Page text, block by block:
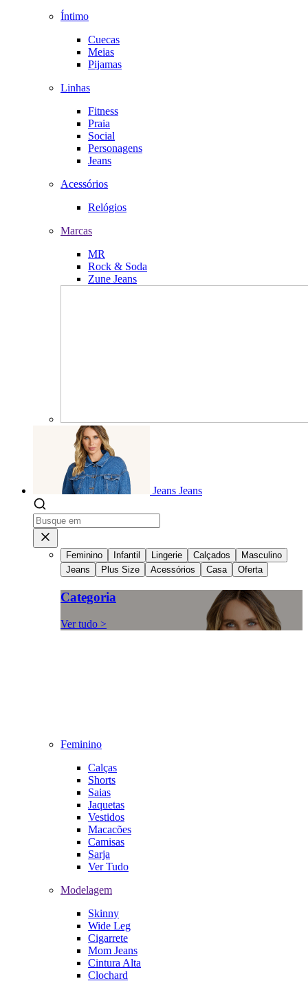
Íntimo
Cuecas
Meias
Pijamas
Linhas
Fitness
Praia
Social
Personagens
Jeans
Acessórios
Relógios
Marcas
MR
Rock & Soda
Zune Jeans
Jeans Jeans
Feminino Infantil Lingerie Calçados
Masculino
Jeans
Plus Size Acessórios Casa Oferta
Categoria
Ver tudo >
Feminino
Calças
Shorts
Saias
Jaquetas
Vestidos
Macacões
Camisas
Sarja
Ver Tudo
Modelagem
Skinny
Wide Leg
Cigarrete
Mom Jeans
Cintura Alta
Clochard